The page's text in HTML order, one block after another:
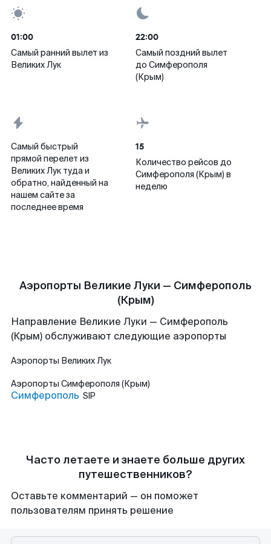
01:00
Самый ранний вылет из
Великих Лук
22:00
Самый поздний вылет
до Симферополя
(Крым)
Самый быстрый
прямой перелет из
Великих Лук туда и
обратно, найденный на
нашем сайте за
последнее время
15
Количество рейсов до
Симферополя (Крым) в
неделю
Аэропорты Великие Луки — Симферополь
(Крым)
Направление Великие Луки — Симферополь
(Крым) обслуживают следующие аэропорты
Аэропорты Великих Лук
Аэропорты Симферополя (Крым)
Симферополь SIP
Часто летаете и знаете больше других
путешественников?
Оставьте комментарий — он поможет
пользователям принять решение